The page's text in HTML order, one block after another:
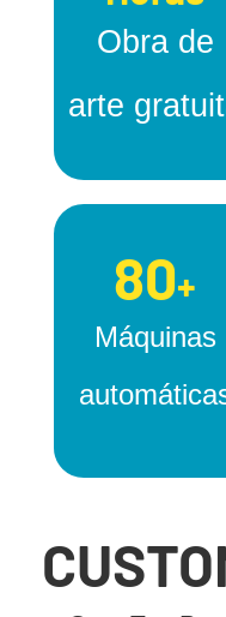
Obra de
arte
80+
Máquinas